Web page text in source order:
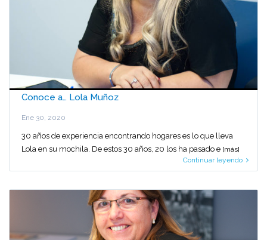
Conoce a… Lola Muñoz
Ene 30, 2020
30 años de experiencia encontrando hogares es lo que lleva
Lola en su mochila. De estos 30 años, 20 los ha pasado e [más]
Continuar leyendo